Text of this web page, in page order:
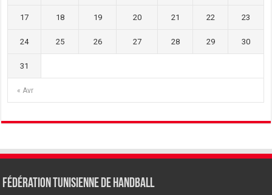
« Avr
17 18 19 20 21 22 23
24 25 26 27 28 29 30
31
Fédération tunisienne de Handball